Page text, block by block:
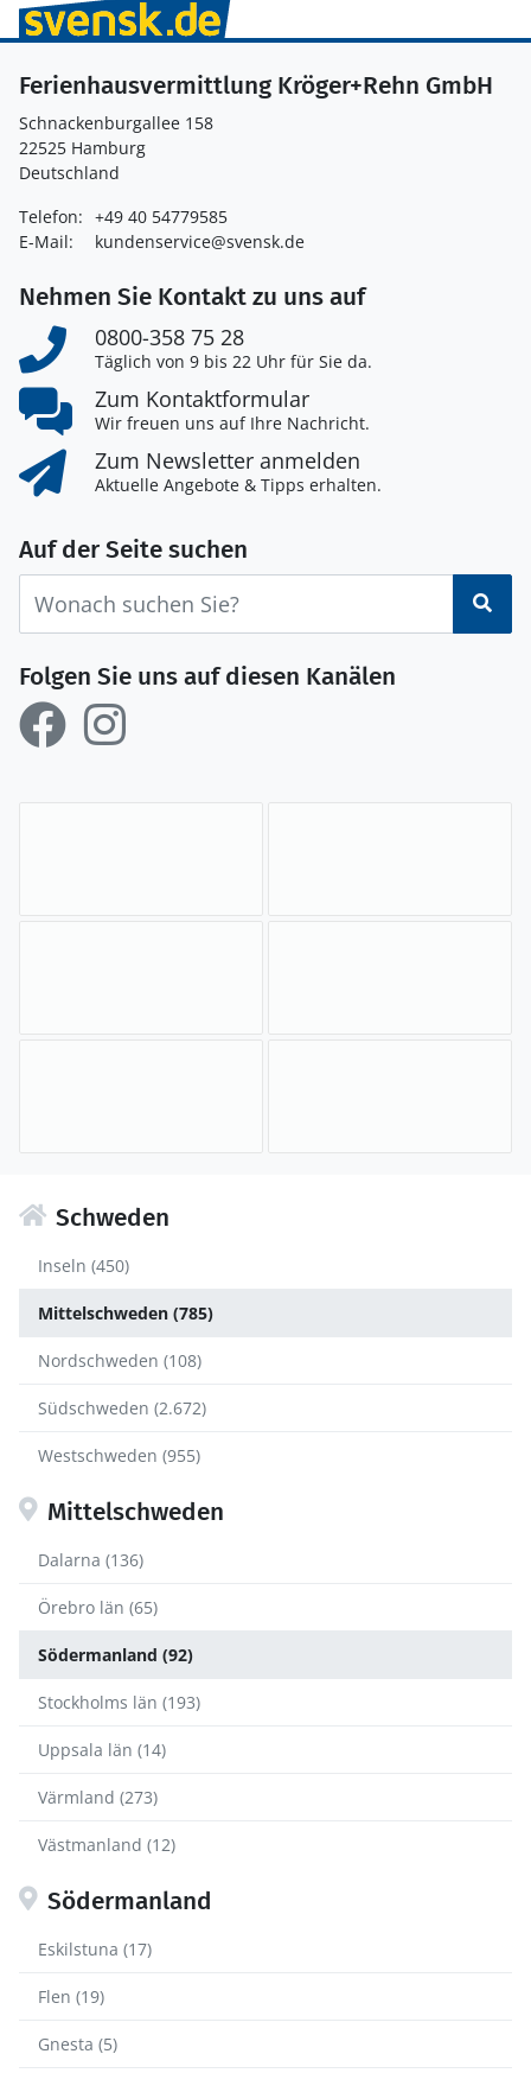
Ferienhausvermittlung Kröger+Rehn GmbH
Schnackenburgallee 158
22525 Hamburg
Deutschland
Telefon: +49 40 54779585
E-Mail:
kundenservice@svensk.de
Nehmen Sie Kontakt zu uns auf
0800-358 75 28
Täglich von 9 bis 22 Uhr für Sie da.
Zum Kontaktformular
Wir freuen uns auf Ihre Nachricht.
Zum Newsletter anmelden
Aktuelle Angebote & Tipps erhalten.
Auf der Seite suchen
Folgen Sie uns auf diesen Kanälen
Schweden
Inseln (450)
Mittelschweden (785)
Nordschweden (108)
Südschweden (2.672)
Westschweden (955)
Mittelschweden
Dalarna (136)
Örebro län (65)
Södermanland (92)
Stockholms län (193)
Uppsala län (14)
Värmland (273)
Västmanland (12)
Södermanland
Eskilstuna (17)
Flen (19)
Gnesta (5)